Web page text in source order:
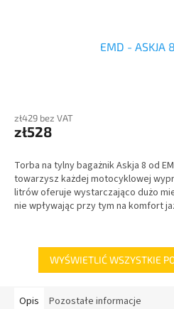
EMD - ASKJA
zł429 bez VAT
zł528
Torba na tylny bagażnik Askja 8 od
towarzysz każdej motocyklowej
litrów oferuje wystarczająco dużo
nie wpływając przy tym na komfort
WYŚWIETLIĆ WSZYSTKIE
Opis Pozostałe informacje